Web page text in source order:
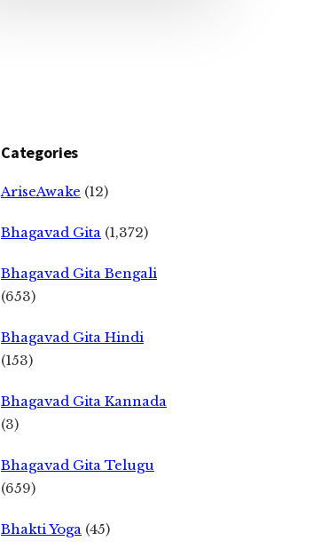
Categories
AriseAwake (12)
Bhagavad Gita (1,372)
Bhagavad Gita Bengali
(653)
Bhagavad Gita Hindi
(153)
Bhagavad Gita Kannada
(3)
Bhagavad Gita Telugu
(659)
Bhakti Yoga (45)